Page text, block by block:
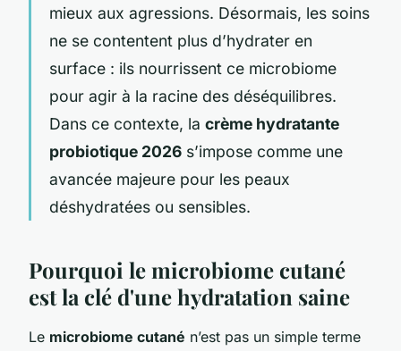
mieux aux agressions. Désormais, les soins
ne se contentent plus d’hydrater en
surface : ils nourrissent ce microbiome
pour agir à la racine des déséquilibres.
Dans ce contexte, la crème hydratante
probiotique 2026 s’impose comme une
avancée majeure pour les peaux
déshydratées ou sensibles.
Pourquoi le microbiome cutané
est la clé d'une hydratation saine
Le microbiome cutané n’est pas un simple terme